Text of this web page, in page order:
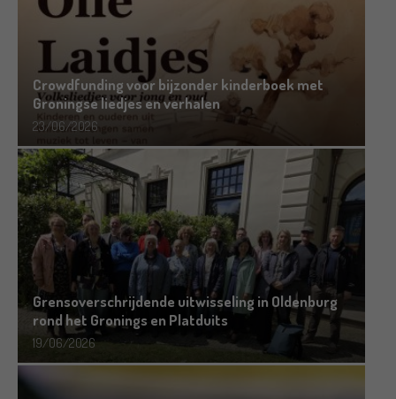
Crowdfunding voor bijzonder kinderboek met
Groningse liedjes en verhalen
23/06/2026
Grensoverschrijdende uitwisseling in Oldenburg
rond het Gronings en Platduits
19/06/2026